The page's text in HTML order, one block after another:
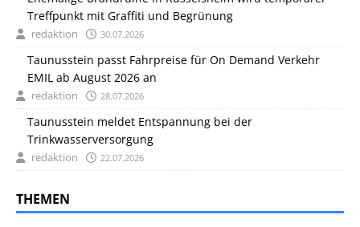
Treffpunkt mit Graffiti und Begrünung
redaktion 30.07.2026
Taunusstein passt Fahrpreise für On Demand Verkehr
EMIL ab August 2026 an
redaktion 28.07.2026
Taunusstein meldet Entspannung bei der
Trinkwasserversorgung
redaktion 22.07.2026
THEMEN